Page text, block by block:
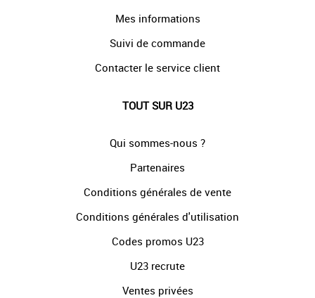
Mes informations
Suivi de commande
Contacter le service client
TOUT SUR U23
Qui sommes-nous ?
Partenaires
Conditions générales de vente
Conditions générales d'utilisation
Codes promos U23
U23 recrute
Ventes privées